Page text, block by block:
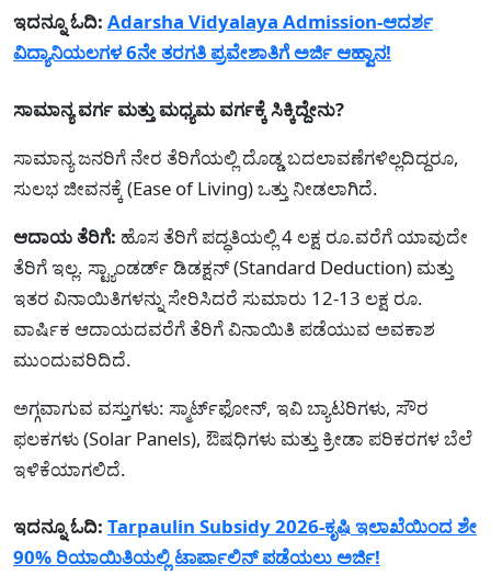
ಇದನ್ನೂ ಓದಿ: Adarsha Vidyalaya Admission-ಆದರ್ಶ
ವಿದ್ಯಾನಿಯಲಗಳ 6ನೇ ತರಗತಿ ಪ್ರವೇಶಾತಿಗೆ ಅರ್ಜಿ ಆಹ್ವಾನ!
ಸಾಮಾನ್ಯ ವರ್ಗ ಮತ್ತು ಮಧ್ಯಮ ವರ್ಗಕ್ಕೆ ಸಿಕ್ಕಿದ್ದೇನು?
ಸಾಮಾನ್ಯ ಜನರಿಗೆ ನೇರ ತೆರಿಗೆಯಲ್ಲಿ ದೊಡ್ಡ ಬದಲಾವಣೆಗಳಿಲ್ಲದಿದ್ದರೂ,
ಸುಲಭ ಜೀವನಕ್ಕೆ (Ease of Living) ಒತ್ತು ನೀಡಲಾಗಿದೆ.
ಆದಾಯ ತೆರಿಗೆ: ಹೊಸ ತೆರಿಗೆ ಪದ್ಧತಿಯಲ್ಲಿ 4 ಲಕ್ಷ ರೂ.ವರೆಗೆ ಯಾವುದೇ
ತೆರಿಗೆ ಇಲ್ಲ. ಸ್ಟ್ಯಾಂಡರ್ಡ್ ಡಿಡಕ್ಷನ್ (Standard Deduction) ಮತ್ತು
ಇತರ ವಿನಾಯಿತಿಗಳನ್ನು ಸೇರಿಸಿದರೆ ಸುಮಾರು 12-13 ಲಕ್ಷ ರೂ.
ವಾರ್ಷಿಕ ಆದಾಯದವರೆಗೆ ತೆರಿಗೆ ವಿನಾಯಿತಿ ಪಡೆಯುವ ಅವಕಾಶ
ಮುಂದುವರಿದಿದೆ.
ಅಗ್ಗವಾಗುವ ವಸ್ತುಗಳು: ಸ್ಮಾರ್ಟ್‌ಫೋನ್, ಇವಿ ಬ್ಯಾಟರಿಗಳು, ಸೌರ
ಫಲಕಗಳು (Solar Panels), ಔಷಧಿಗಳು ಮತ್ತು ಕ್ರೀಡಾ ಪರಿಕರಗಳ ಬೆಲೆ
ಇಳಿಕೆಯಾಗಲಿದೆ.
ಇದನ್ನೂ ಓದಿ: Tarpaulin Subsidy 2026-ಕೃಷಿ ಇಲಾಖೆಯಿಂದ ಶೇ
90% ರಿಯಾಯಿತಿಯಲ್ಲಿ ಟಾರ್ಪಾಲಿನ್ ಪಡೆಯಲು ಅರ್ಜಿ!